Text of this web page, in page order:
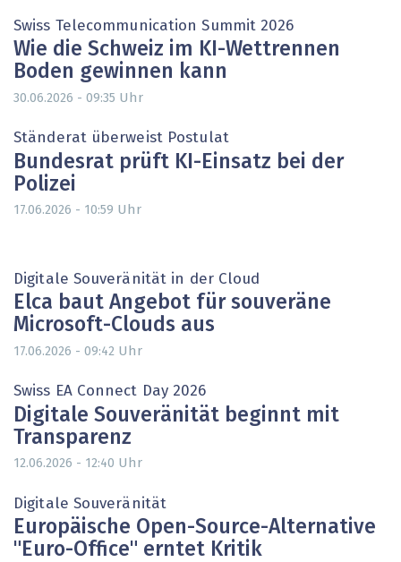
Swiss Telecommunication Summit 2026
Wie die Schweiz im KI-Wettrennen
Boden gewinnen kann
30.06.2026 - 09:35 Uhr
Ständerat überweist Postulat
Bundesrat prüft KI-Einsatz bei der
Polizei
17.06.2026 - 10:59 Uhr
Digitale Souveränität in der Cloud
Elca baut Angebot für souveräne
Microsoft-Clouds aus
17.06.2026 - 09:42 Uhr
Swiss EA Connect Day 2026
Digitale Souveränität beginnt mit
Transparenz
12.06.2026 - 12:40 Uhr
Digitale Souveränität
Europäische Open-Source-Alternative
"Euro-Office" erntet Kritik